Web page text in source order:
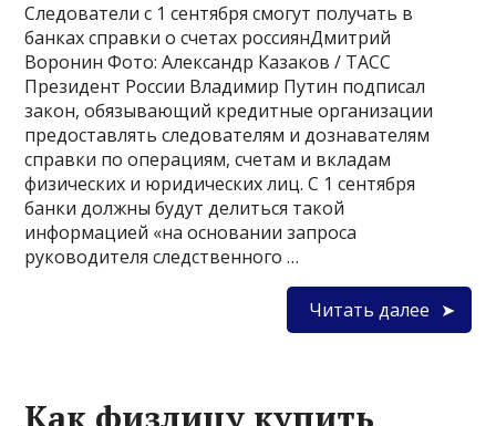
Следователи с 1 сентября смогут получать в
банках справки о счетах россиянДмитрий
Воронин Фото: Александр Казаков / ТАСС
Президент России Владимир Путин подписал
закон, обязывающий кредитные организации
предоставлять следователям и дознавателям
справки по операциям, счетам и вкладам
физических и юридических лиц. С 1 сентября
банки должны будут делиться такой
информацией «на основании запроса
руководителя следственного …
Читать далее